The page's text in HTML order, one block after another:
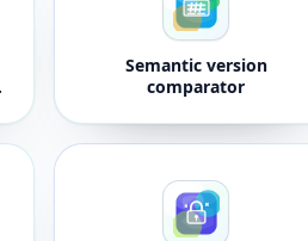
Semantic version
comparator